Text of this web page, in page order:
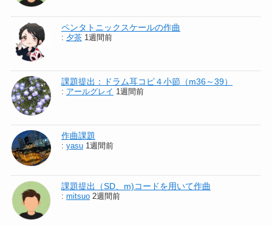
ペンタトニックスケールの作曲
: 夕茶 1週間前
課題提出：ドラム耳コピ４小節（m36～39）
: アールグレイ 1週間前
作曲課題
: yasu 1週間前
課題提出（SD、m)コードを用いて作曲
: mitsuo 2週間前